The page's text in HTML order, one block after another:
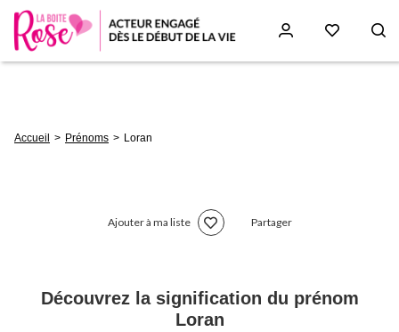
d'Ariane
Accueil Prénoms Loran
Ajouter à ma liste Partager
Découvrez la signification du prénom
Loran